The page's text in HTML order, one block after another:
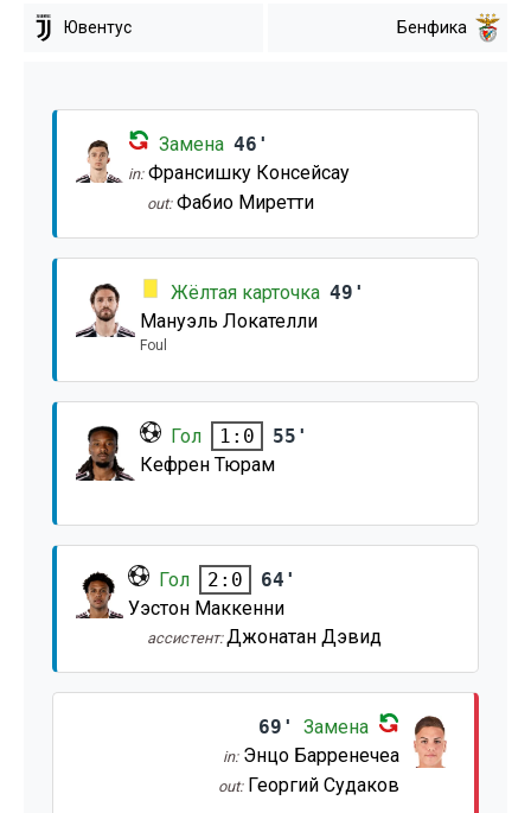
Ювентус Бенфика
Замена 46'
in: Франсишку Консейсау
out: Фабио Миретти
Жёлтая карточка 49'
Мануэль Локателли
Foul
Гол 1:0
55'
Кефрен Тюрам
Гол 2:0
64'
Уэстон Маккенни
ассистент:Джонатан Дэвид
69' Замена
in: Энцо Барренечеа
out: Георгий Судаков